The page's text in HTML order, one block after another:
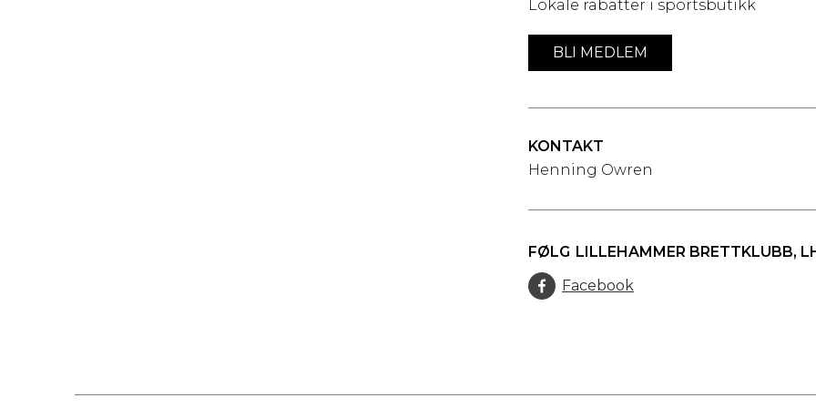
Lokale rabatter i sportsbutikk
BLI MEDLEM
KONTAKT
Henning Owren
FØLG LILLEHAMMER BRETTKLUBB,
Facebook